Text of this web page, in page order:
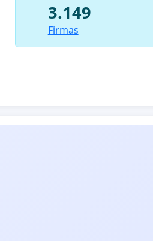
3.149
Firmas